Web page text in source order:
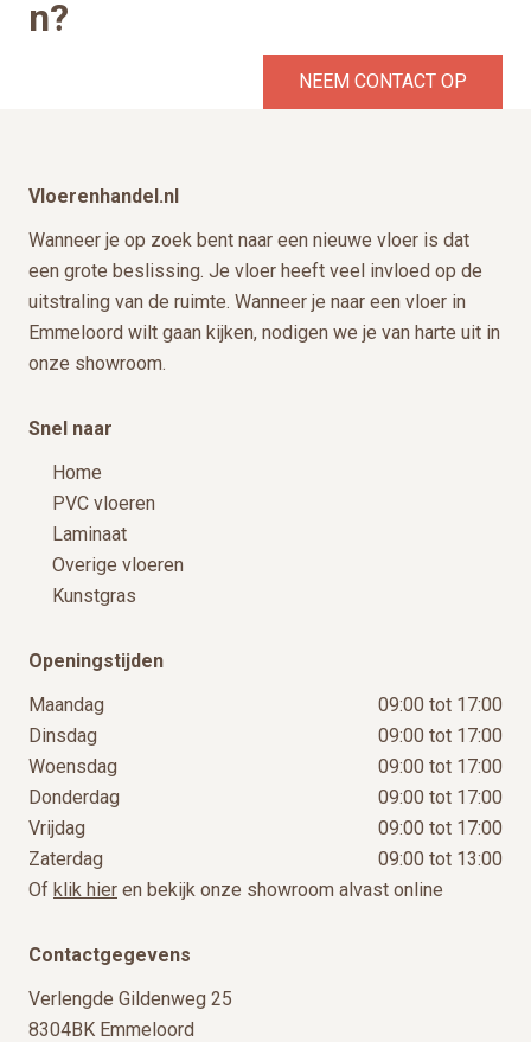
n?
NEEM CONTACT OP
Vloerenhandel.nl
Wanneer je op zoek bent naar een nieuwe vloer is dat
een grote beslissing. Je vloer heeft veel invloed op de
uitstraling van de ruimte. Wanneer je naar een vloer in
Emmeloord wilt gaan kijken, nodigen we je van harte uit in
onze showroom.
Snel naar
Home
PVC vloeren
Laminaat
Overige vloeren
Kunstgras
Openingstijden
Maandag
09:00 tot 17:00
Dinsdag
09:00 tot 17:00
Woensdag
09:00 tot 17:00
Donderdag
09:00 tot 17:00
Vrijdag
09:00 tot 17:00
Zaterdag
09:00 tot 13:00
Of klik hier en bekijk onze showroom alvast online
Contactgegevens
Verlengde Gildenweg 25
8304BK Emmeloord